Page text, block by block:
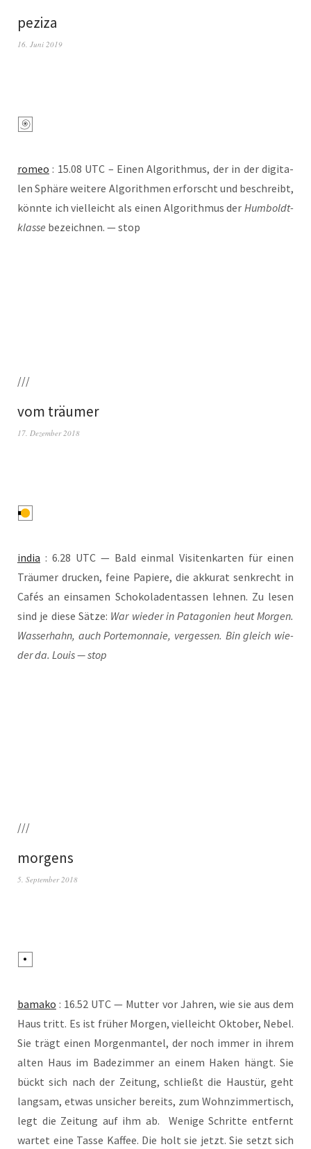
peziza
16. Juni 2019
romeo : 15.08 UTC – Einen Algo­rith­mus, der in der digi­ta­
len Sphä­re wei­te­re Algo­rith­men erforscht und beschreibt,
könn­te ich viel­leicht als einen Algo­rith­mus der Hum­boldt­
klas­se bezeich­nen. — stop
///
vom träumer
17. Dezember 2018
india : 6.28 UTC — Bald ein­mal Visi­ten­kar­ten für einen
Träu­mer dru­cken, fei­ne Papie­re, die akku­rat senk­recht in
Cafés an ein­sa­men Scho­ko­la­den­tas­sen leh­nen. Zu lesen
sind je die­se Sät­ze: War wie­der in Pata­go­ni­en heut Mor­gen.
Was­ser­hahn, auch Porte­mon­naie, ver­ges­sen. Bin gleich wie­
der da. Lou­is — stop
///
morgens
5. September 2018
bamako : 16.52 UTC — Mut­ter vor Jah­ren, wie sie aus dem
Haus tritt. Es ist frü­her Mor­gen, viel­leicht Okto­ber, Nebel.
Sie trägt einen Mor­gen­man­tel, der noch immer in ihrem
alten Haus im Bade­zim­mer an einem Haken hängt. Sie
bückt sich nach der Zei­tung, schließt die Haus­tür, geht
lang­sam, etwas unsi­cher bereits, zum Wohn­zim­mer­tisch,
legt die Zei­tung auf ihm ab. Weni­ge Schrit­te ent­fernt
war­tet eine Tas­se Kaf­fee. Die holt sie jetzt. Sie setzt sich